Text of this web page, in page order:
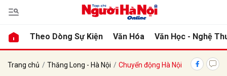
Theo Dòng Sự Kiện Văn Hóa Văn Học - Nghệ
Trang chủ Thăng Long - Hà Nội Chuyển động Hà Nội
luận